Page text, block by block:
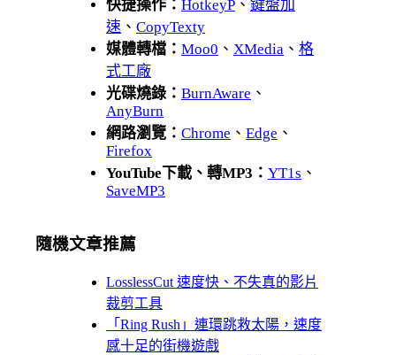
快捷操作： HotkeyP 、 鍵盤加
速 、 CopyTexty
媒體轉檔： Moo0 、 XMedia 、 格
式工廠
光碟燒錄： BurnAware 、
AnyBurn
網路瀏覽： Chrome 、 Edge 、
Firefox
YouTube下載、轉MP3： YT1s 、
SaveMP3
隨機文章推薦
LosslessCut 速度快、不失真的影片
裁剪工具
「Ring Rush」連環跳救太陽，速度
感十足的街機遊戲